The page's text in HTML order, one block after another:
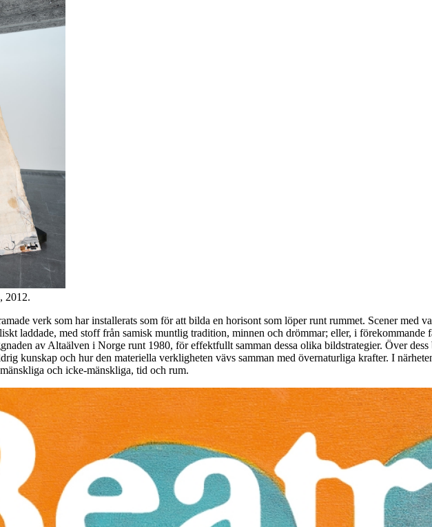
2012.
verk som har installerats som för att bilda en horisont som löper runt rummet. Scener med
laddade, med stoff från samisk muntlig tradition, minnen och drömmar; eller, i förekommande
av Altaälven i Norge runt 1980, för effektfullt samman dessa olika bildstrategier. Över
kunskap och hur den materiella verkligheten vävs samman med övernaturliga krafter. I
och icke-mänskliga, tid och rum.